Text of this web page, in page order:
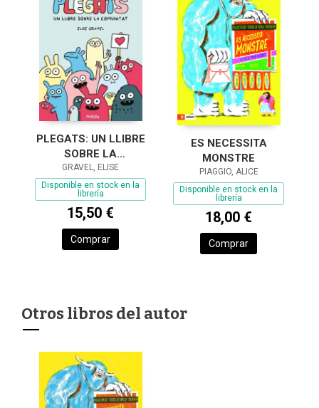
PLEGATS: UN LLIBRE
SOBRE LA
COMUNITAT
GRAVEL, ELISE
Disponible en stock en la
librería
15,50 €
Comprar
ES NECESSITA
MONSTRE
PIAGGIO, ALICE
Disponible en stock en la
librería
18,00 €
Comprar
Otros libros del autor